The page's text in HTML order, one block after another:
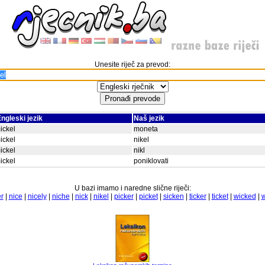
Unesite riječ za prevod:
jezik
Naš jezik
moneta
nikel
nikl
poniklovati
U bazi imamo i naredne slične riječi:
| nice nicely| niche nick| nikel picker| picket| sicken ticker| ticket| wicked